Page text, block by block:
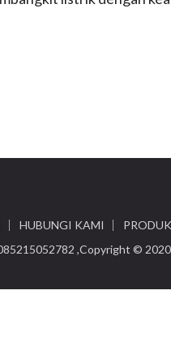
HUBUNGI KAMI PRODUK
,Copyright ©